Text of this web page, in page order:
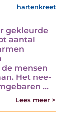
hartenkreet
gekleurde
aantal
mensen
Het nee-
...
Lees meer >